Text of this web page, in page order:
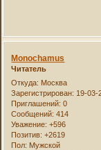
Monochamus
Читатель
Откуда: Москва
Зарегистрирован: 19-03-
Приглашений: 0
Сообщений: 414
Уважение: +596
Позитив: +2619
Пол: Мужской